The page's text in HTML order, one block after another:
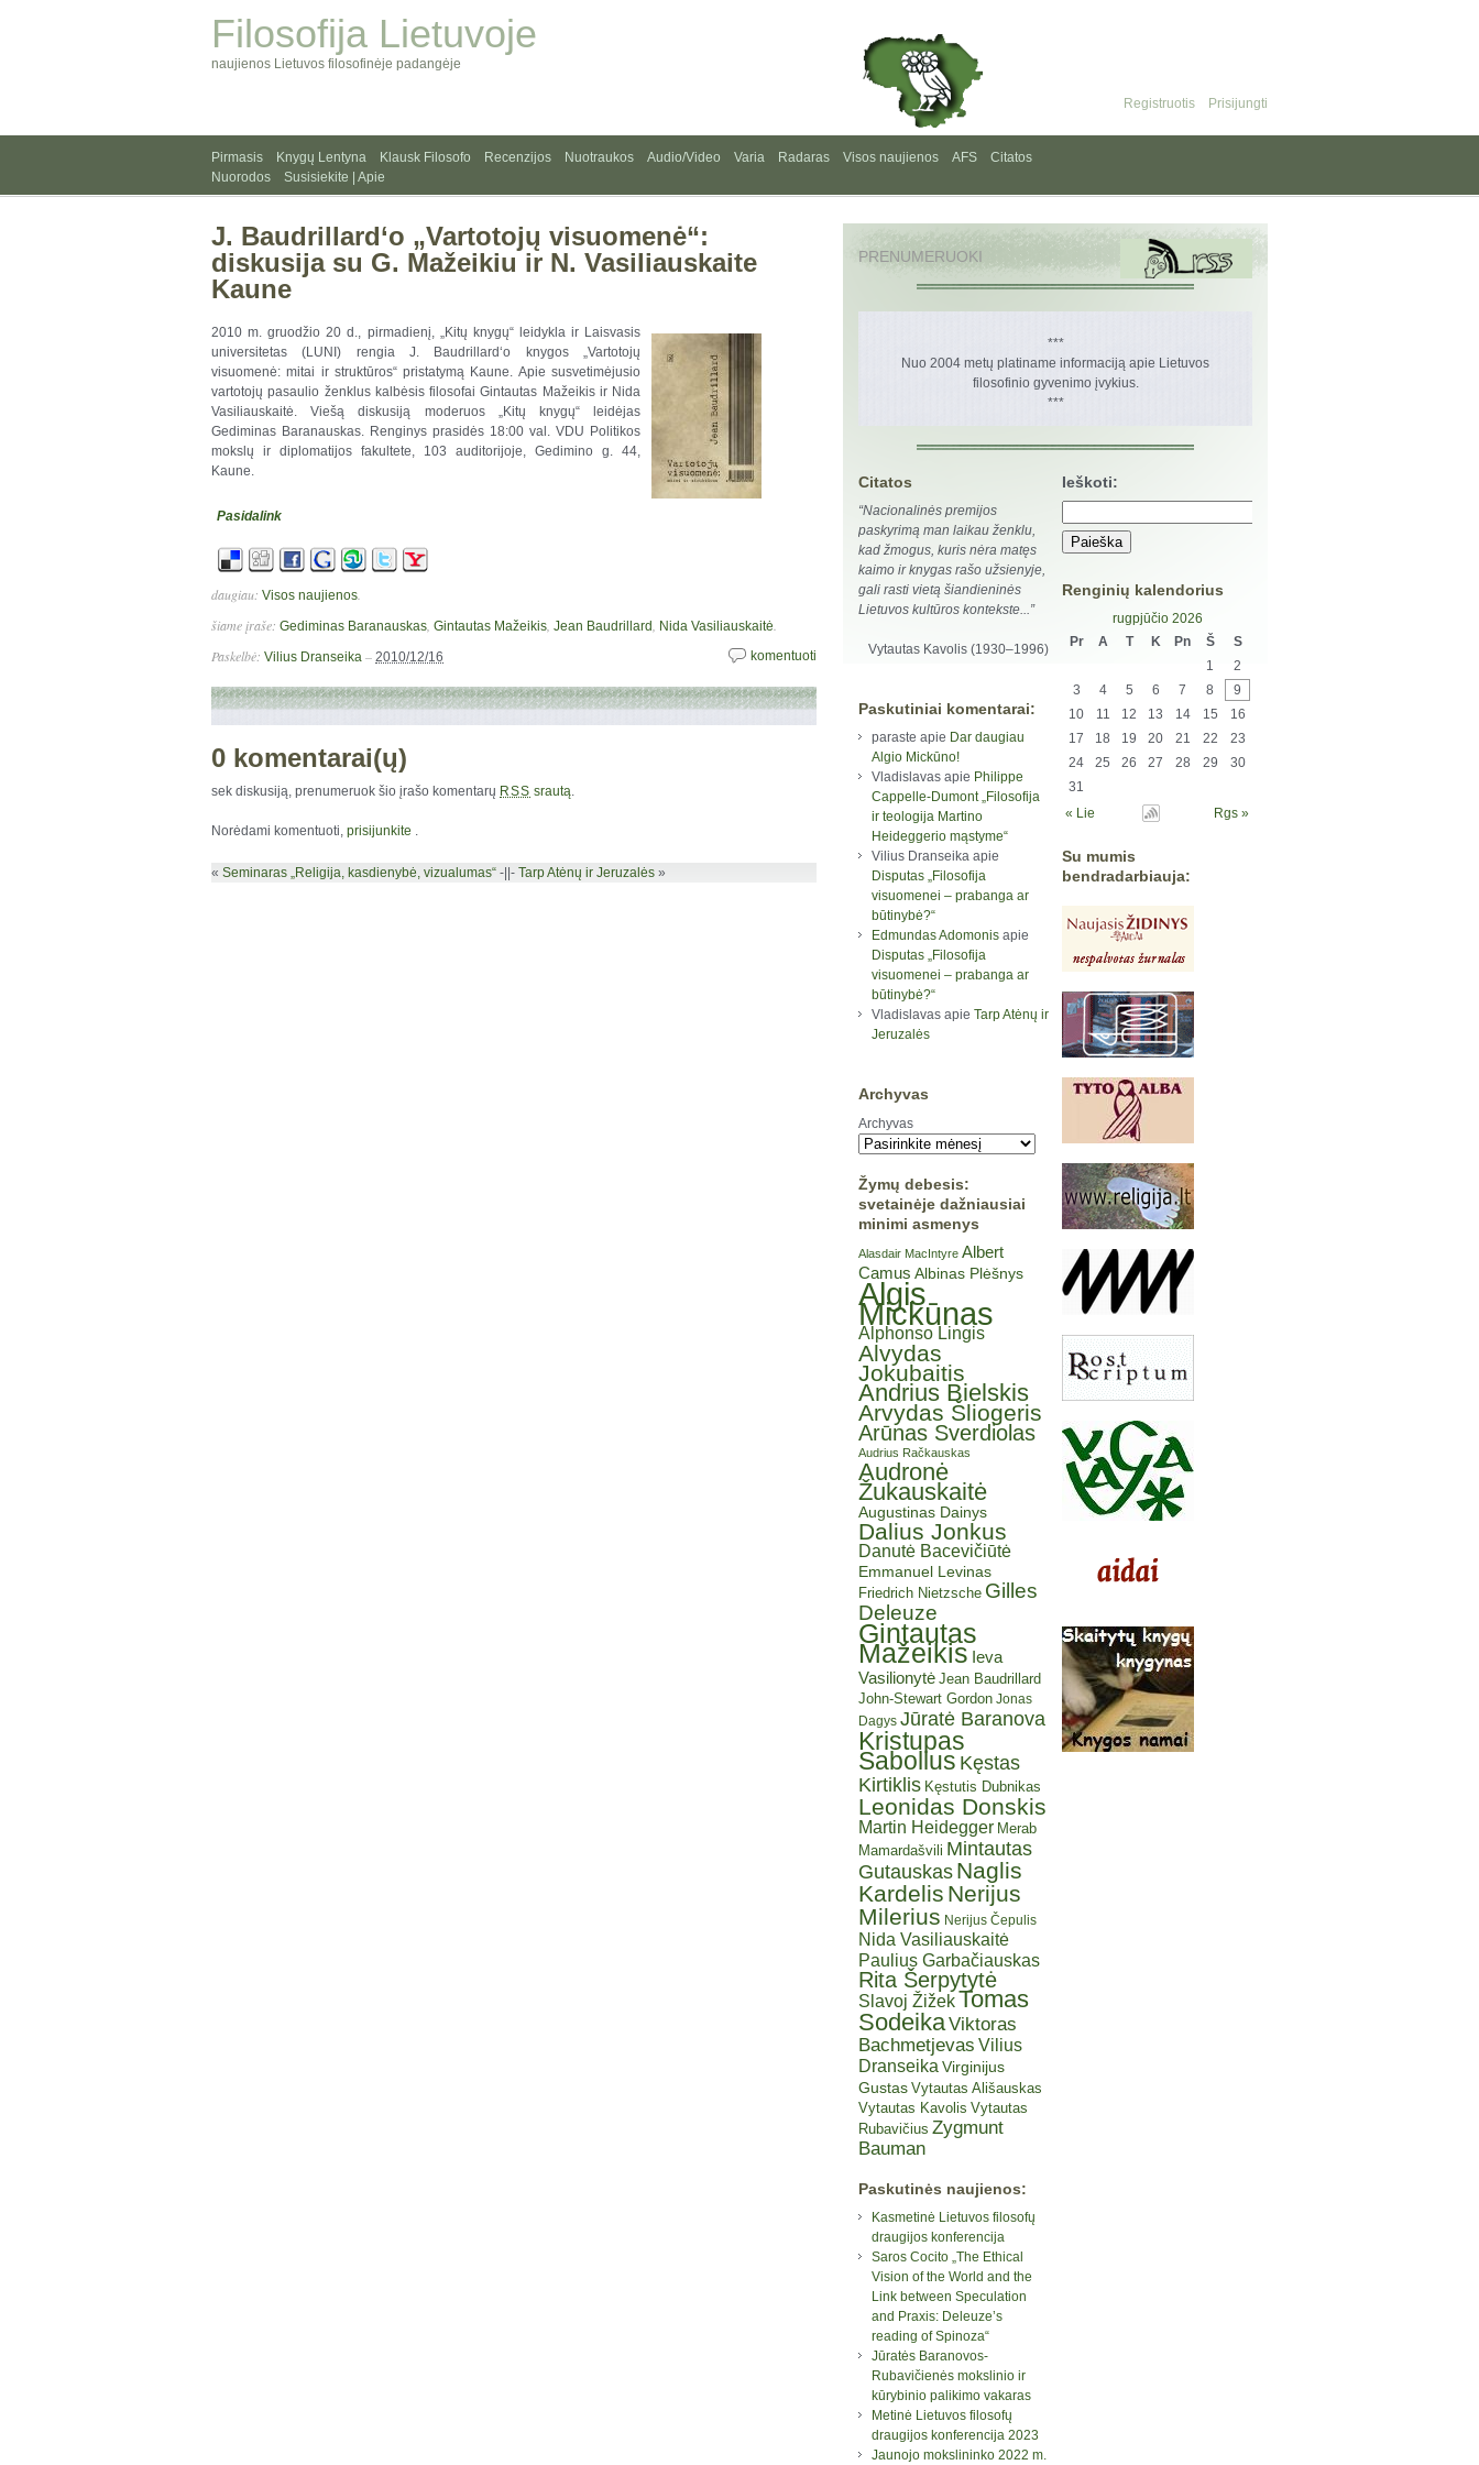
Filosofija Lietuvoje
naujienos Lietuvos filosofinėje padangėje
Prisijungti
Registruotis
Pirmasis Knygų Lentyna Klausk Filosofo Recenzijos Nuotraukos Audio/Video Varia Radaras Visos naujienos AFS
Citatos
Nuorodos
Susisiekite | Apie
J. Baudrillard‘o „Vartotojų visuomenė“:
diskusija su G. Mažeikiu ir N. Vasiliauskaite
Kaune
2010 m. gruodžio 20 d., pirmadienį, „Kitų knygų“ leidykla ir Laisvasis
universitetas (LUNI) rengia J. Baudrillard‘o knygos „Vartotojų
visuomenė: mitai ir struktūros“ pristatymą Kaune. Apie susvetimėjusio
vartotojų pasaulio ženklus kalbėsis filosofai Gintautas Mažeikis ir Nida
Vasiliauskaitė. Viešą diskusiją moderuos „Kitų knygų“ leidėjas
Gediminas Baranauskas. Renginys prasidės 18:00 val. VDU Politikos
mokslų ir diplomatijos fakultete, 103 auditorijoje, Gedimino g. 44,
Kaune.
Pasidalink
daugiau: Visos naujienos
šiame įraše: Gediminas Baranauskas Gintautas Mažeikis Jean Baudrillard Nida Vasiliauskaitė
komentuoti
Paskelbė: Vilius Dranseika – 2010/12/16
0 komentarai(ų)
sek diskusiją, prenumeruok šio įrašo komentarų RSS srautą.
Norėdami komentuoti, prisijunkite .
« Seminaras „Religija, kasdienybė, vizualumas“ -||- Tarp Atėnų ir Jeruzalės »
PRENUMERUOKI
***
Nuo 2004 metų platiname informaciją apie Lietuvos
filosofinio gyvenimo įvykius.
***
Citatos
“Nacionalinės premijos
paskyrimą man laikau ženklu,
kad žmogus, kuris nėra matęs
kaimo ir knygas rašo užsienyje,
gali rasti vietą šiandieninės
Lietuvos kultūros kontekste...”
Vytautas Kavolis (1930–1996)
Paskutiniai komentarai:
paraste apie Dar daugiau
Algio Mickūno!
Vladislavas apie Philippe
Cappelle-Dumont „Filosofija
ir teologija Martino
Heideggerio mąstyme“
Vilius Dranseika apie
Disputas „Filosofija
visuomenei – prabanga ar
būtinybė?“
Edmundas Adomonis apie
Disputas „Filosofija
visuomenei – prabanga ar
būtinybė?“
Vladislavas apie Tarp Atėnų ir
Jeruzalės
Archyvas
Archyvas
Žymų debesis:
svetainėje dažniausiai
minimi asmenys
Alasdair MacIntyre Albert
Camus Albinas Plėšnys
Algis
Mickūnas
Alphonso Lingis
Alvydas
Jokubaitis
Andrius Bielskis
Arvydas Šliogeris
Arūnas Sverdiolas
Audrius Račkauskas
Audronė
Žukauskaitė
Augustinas Dainys
Dalius Jonkus
Danutė Bacevičiūtė
Emmanuel Levinas
Friedrich Nietzsche Gilles
Deleuze
Gintautas
Mažeikis Ieva
Vasilionytė Jean Baudrillard
John-Stewart Gordon Jonas
Dagys Jūratė Baranova
Kristupas
Sabolius Kęstas
Kirtiklis Kęstutis Dubnikas
Leonidas Donskis
Martin Heidegger Merab
Mamardašvili Mintautas
Gutauskas Naglis
Kardelis Nerijus
Milerius Nerijus Čepulis
Nida Vasiliauskaitė
Paulius Garbačiauskas
Rita Šerpytytė
Slavoj ŽižekTomas
SodeikaViktoras
Bachmetjevas Vilius
Dranseika Virginijus
Gustas Vytautas Ališauskas
Vytautas Kavolis Vytautas
Rubavičius Zygmunt
Bauman
Paskutinės naujienos:
Kasmetinė Lietuvos filosofų
draugijos konferencija
Saros Cocito „The Ethical
Vision of the World and the
Link between Speculation
and Praxis: Deleuze’s
reading of Spinoza“
Jūratės Baranovos-
Rubavičienės mokslinio ir
kūrybinio palikimo vakaras
Metinė Lietuvos filosofų
draugijos konferencija 2023
Jaunojo mokslininko 2022 m.
Ieškoti:
Renginių kalendorius
rugpjūčio 2026
Pr
A T K Pn Š
S
1
2
3
4 5 6 7 8
9
10
11 12 13 14 15
16
17
18 19 20 21 22
23
24
25 26 27 28 29
30
31
« Lie
Rgs »
Su mumis
bendradarbiauja: